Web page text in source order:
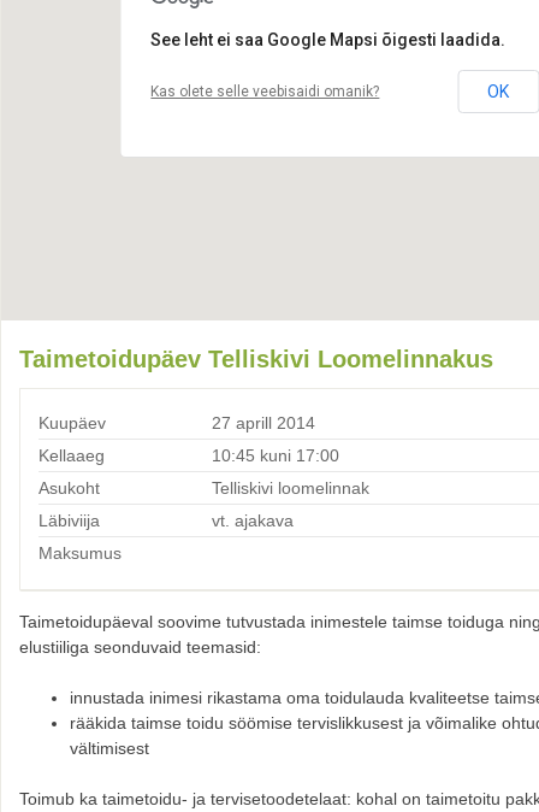
See leht ei saa Google Mapsi õigesti laadida.
Kas olete selle veebisaidi omanik? OK
Taimetoidupäev Telliskivi Loomelinnakus
Kuupäev
27 aprill 2014
Kellaaeg
10:45 kuni 17:00
Asukoht
Telliskivi loomelinnak
Läbiviija
vt. ajakava
Maksumus
Taimetoidupäeval soovime tutvustada inimestele taimse toiduga
elustiiliga seonduvaid teemasid:
innustada inimesi rikastama oma toidulauda kvaliteetse
rääkida taimse toidu söömise tervislikkusest ja võimalike
vältimisest
Toimub ka taimetoidu- ja tervisetoodetelaat: kohal on taimetoitu